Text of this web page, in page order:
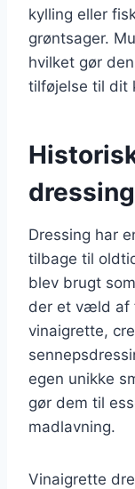
kylling eller
grøntsager.
hvilket gør
tilføjelse til dit
Dressing har
tilbage til
blev brugt
der et væld af
vinaigrette,
egen unikke
gør dem til
madlavning.
Vinaigrette